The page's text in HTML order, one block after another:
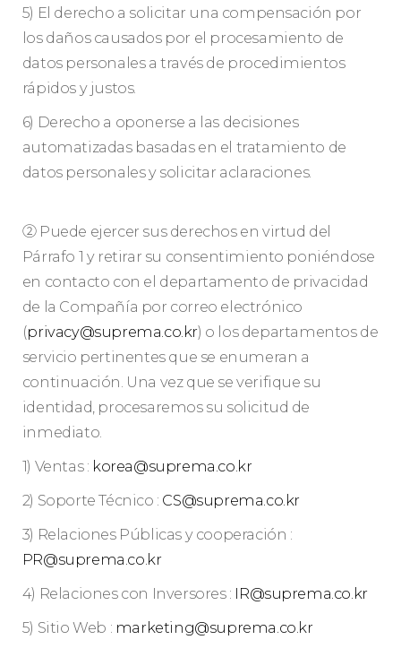
5) El derecho a solicitar una compensación por
los daños causados por el procesamiento de
datos personales a través de procedimientos
rápidos y justos.
6) Derecho a oponerse a las decisiones
automatizadas basadas en el tratamiento de
datos personales y solicitar aclaraciones.
② Puede ejercer sus derechos en virtud del
Párrafo 1 y retirar su consentimiento poniéndose
en contacto con el departamento de privacidad
de la Compañía por correo electrónico
(privacy@suprema.co.kr) o los departamentos de
servicio pertinentes que se enumeran a
continuación. Una vez que se verifique su
identidad, procesaremos su solicitud de
inmediato.
1) Ventas : korea@suprema.co.kr
2) Soporte Técnico : CS@suprema.co.kr
3) Relaciones Públicas y cooperación :
PR@suprema.co.kr
4) Relaciones con Inversores : IR@suprema.co.kr
5) Sitio Web : marketing@suprema.co.kr